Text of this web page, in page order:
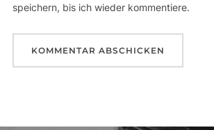
speichern, bis ich wieder kommentiere.